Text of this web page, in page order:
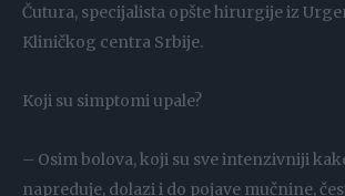
Čutura, specijalista opšte hirurgije iz
Kliničkog centra Srbije.
Koji su simptomi upale?
– Osim bolova, koji su sve intenzivniji
napreduje, dolazi i do pojave mučnine,